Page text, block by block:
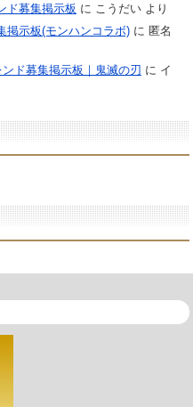
ド募集掲示板 に こうだいより
掲示板(モンハンコラボ)に 匿名
ンド募集掲示板｜鬼滅の刃 に イ